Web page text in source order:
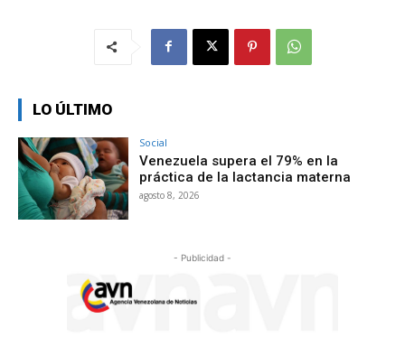
LO ÚLTIMO
Social
Venezuela supera el 79% en la
práctica de la lactancia materna
agosto 8, 2026
- Publicidad -